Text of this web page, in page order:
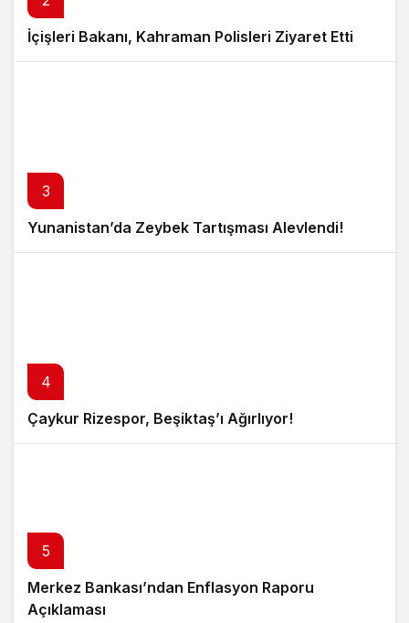
İçişleri Bakanı, Kahraman Polisleri Ziyaret Etti
3
Yunanistan’da Zeybek Tartışması Alevlendi!
4
Çaykur Rizespor, Beşiktaş’ı Ağırlıyor!
5
Merkez Bankası’ndan Enflasyon Raporu
Açıklaması